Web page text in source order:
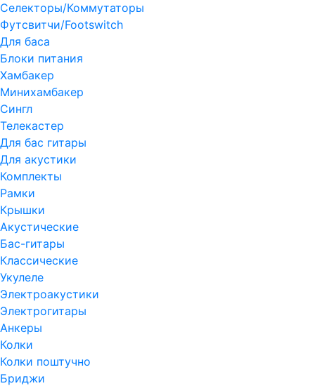
Селекторы/Коммутаторы
Футсвитчи/Footswitch
Для баса
Блоки питания
Хамбакер
Минихамбакер
Сингл
Телекастер
Для бас гитары
Для акустики
Комплекты
Рамки
Крышки
Акустические
Бас-гитары
Классические
Укулеле
Электроакустики
Электрогитары
Анкеры
Колки
Колки поштучно
Бриджи